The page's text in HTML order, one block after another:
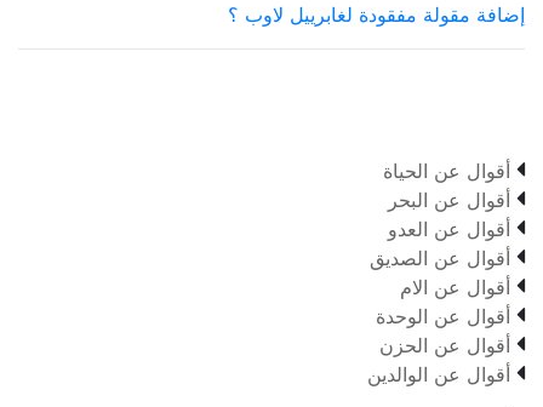
إضافة مقولة مفقودة لغابرييل لاوب ؟
 أقوال عن الحياة
 أقوال عن البحر
 أقوال عن العدو
 أقوال عن الصديق
 أقوال عن الام
 أقوال عن الوحدة
 أقوال عن الحزن
 أقوال عن الوالدين